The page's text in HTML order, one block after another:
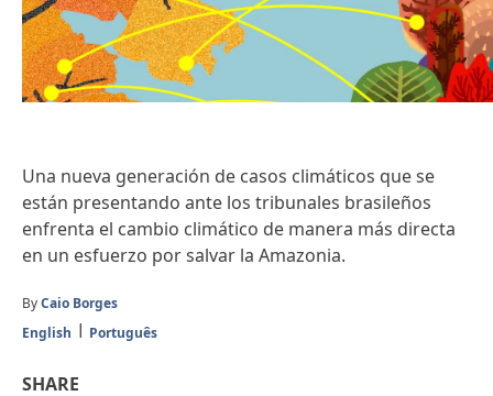
Una nueva generación de casos climáticos que se
están presentando ante los tribunales brasileños
enfrenta el cambio climático de manera más directa
en un esfuerzo por salvar la Amazonia.
ByCaio Borges
English
Português
SHARE